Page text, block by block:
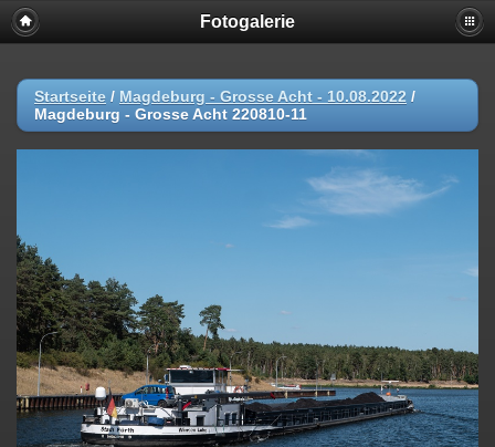
Fotogalerie
Startseite / Magdeburg - Grosse Acht - 10.08.2022 /
Magdeburg - Grosse Acht 220810-11